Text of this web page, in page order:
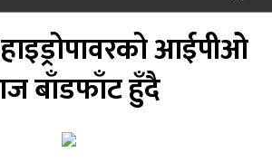
आईपीओ
बाँडफाँट हुँदै